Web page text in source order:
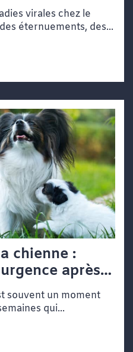
virales chez le
éternuements, des...
chienne :
après
souvent un moment
qui...